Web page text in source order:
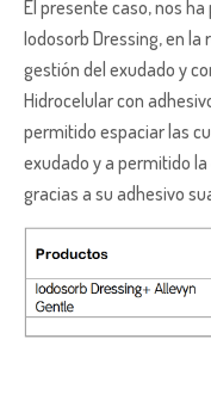
El presente caso, nos
Iodosorb Dressing, en la
gestión del exudado y
Hidrocelular con
permitido espaciar las
exudado y a permitido
gracias a su adhesivo